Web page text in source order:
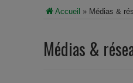
Accueil » Médias &
Médias &